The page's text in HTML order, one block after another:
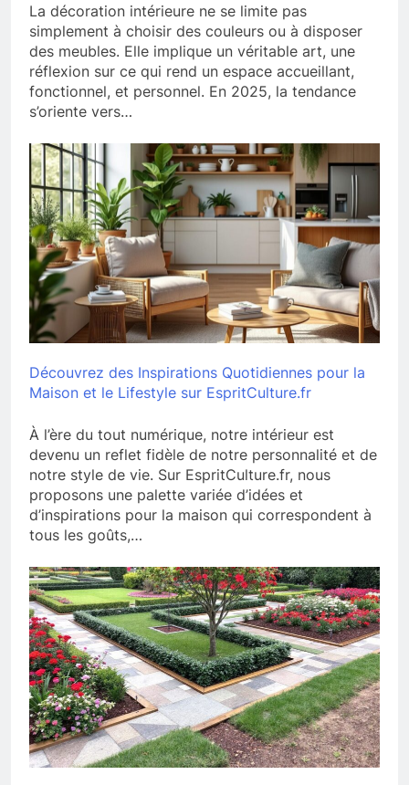
La décoration intérieure ne se limite pas
simplement à choisir des couleurs ou à disposer
des meubles. Elle implique un véritable art, une
réflexion sur ce qui rend un espace accueillant,
fonctionnel, et personnel. En 2025, la tendance
s’oriente vers…
Découvrez des Inspirations Quotidiennes pour la
Maison et le Lifestyle sur EspritCulture.fr
À l’ère du tout numérique, notre intérieur est
devenu un reflet fidèle de notre personnalité et de
notre style de vie. Sur EspritCulture.fr, nous
proposons une palette variée d’idées et
d’inspirations pour la maison qui correspondent à
tous les goûts,…